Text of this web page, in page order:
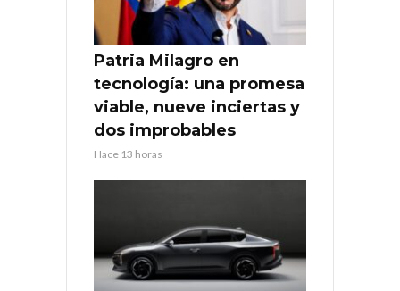
Patria Milagro en
tecnología: una promesa
viable, nueve inciertas y
dos improbables
Hace 13 horas